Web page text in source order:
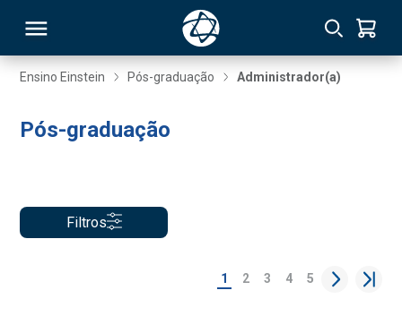
Ensino Einstein Pós-graduação Administrador(a)
Pós-graduação
Filtros
1 2 3 4 5